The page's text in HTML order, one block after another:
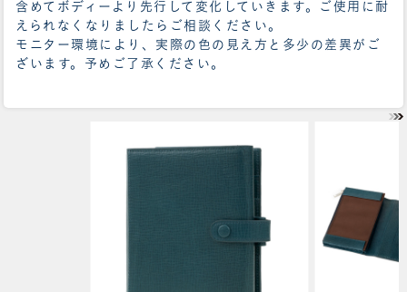
含めてボディーより先行して変化していきます。ご使用に耐
えられなくなりましたらご相談ください。
モニター環境により、実際の色の見え方と多少の差異がご
ざいます。予めご了承ください。